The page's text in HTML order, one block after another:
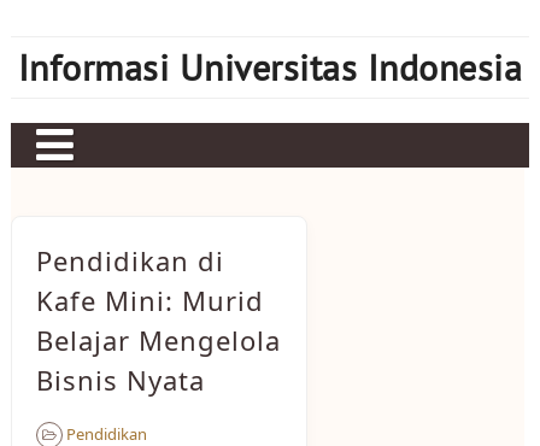
content
Informasi Universitas Indonesia
Sbobet
Mahjong Ways 2
Server Kamboja
Server Thailand
Pendidikan di
Kafe Mini: Murid
Belajar Mengelola
Bisnis Nyata
Pendidikan